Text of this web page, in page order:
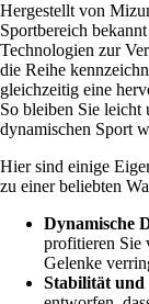
Hergestellt von
Sportbereich
Technologien zur
die Reihe
gleichzeitig eine
So bleiben Sie leicht
dynamischen Sport
Hier sind einige
zu einer beliebten
Dynamische
profitieren Sie
Gelenke
Stabilität und